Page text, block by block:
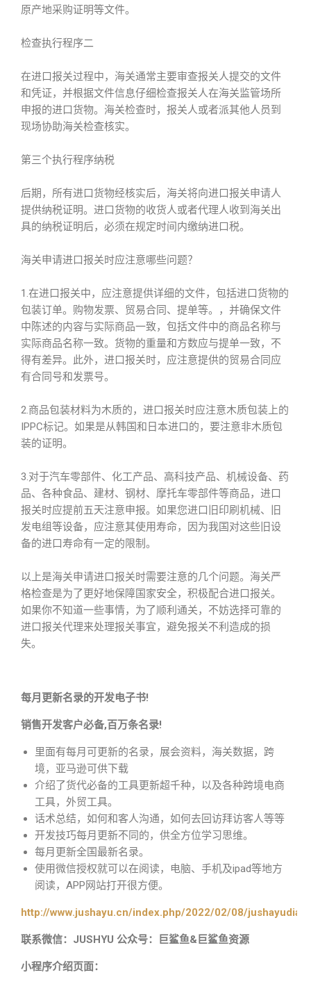
原产地采购证明等文件。
检查执行程序二
在进口报关过程中，海关通常主要审查报关人提交的文件
和凭证，并根据文件信息仔细检查报关人在海关监管场所
申报的进口货物。海关检查时，报关人或者派其他人员到
现场协助海关检查核实。
第三个执行程序纳税
后期，所有进口货物经核实后，海关将向进口报关申请人
提供纳税证明。进口货物的收货人或者代理人收到海关出
具的纳税证明后，必须在规定时间内缴纳进口税。
海关申请进口报关时应注意哪些问题？
1.在进口报关中，应注意提供详细的文件，包括进口货物的
包装订单。购物发票、贸易合同、提单等。，并确保文件
中陈述的内容与实际商品一致，包括文件中的商品名称与
实际商品名称一致。货物的重量和方数应与提单一致，不
得有差异。此外，进口报关时，应注意提供的贸易合同应
有合同号和发票号。
2.商品包装材料为木质的，进口报关时应注意木质包装上的
IPPC标记。如果是从韩国和日本进口的，要注意非木质包
装的证明。
3.对于汽车零部件、化工产品、高科技产品、机械设备、药
品、各种食品、建材、钢材、摩托车零部件等商品，进口
报关时应提前五天注意申报。如果您进口旧印刷机械、旧
发电组等设备，应注意其使用寿命，因为我国对这些旧设
备的进口寿命有一定的限制。
以上是海关申请进口报关时需要注意的几个问题。海关严
格检查是为了更好地保障国家安全，积极配合进口报关。
如果你不知道一些事情，为了顺利通关，不妨选择可靠的
进口报关代理来处理报关事宜，避免报关不利造成的损
失。
每月更新名录的开发电子书!
销售开发客户必备,百万条名录!
里面有每月可更新的名录，展会资料，海关数据，跨
境，亚马逊可供下载
介绍了货代必备的工具更新超千种，以及各种跨境电商
工具，外贸工具。
话术总结，如何和客人沟通，如何去回访拜访客人等等
开发技巧每月更新不同的，供全方位学习思维。
每月更新全国最新名录。
使用微信授权就可以在阅读，电脑、手机及ipad等地方
阅读，APP网站打开很方便。
http://www.jushayu.cn/index.php/2022/02/08/
联系微信：JUSHYU 公众号：巨鲨鱼&巨鲨鱼资源
小程序介绍页面：